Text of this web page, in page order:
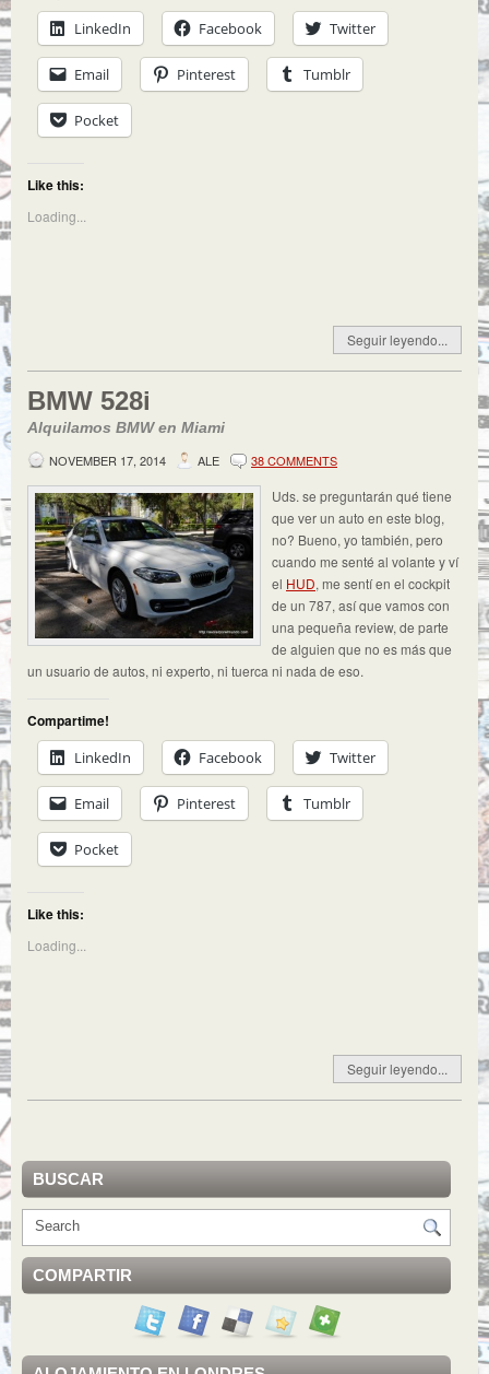
LinkedIn
Facebook Twitter
Email Pinterest Tumblr
Pocket
Like this:
Loading...
Seguir leyendo...
BMW 528i
Alquilamos BMW en Miami
NOVEMBER 17, 2014
ALE 38 COMMENTS
Uds. se preguntarán qué tiene
que ver un auto en este blog,
no? Bueno, yo también, pero
cuando me senté al volante y ví
el HUD, me sentí en el cockpit
de un 787, así que vamos con
una pequeña review, de parte
de alguien que no es más que
un usuario de autos, ni experto, ni tuerca ni nada de eso.
Compartime!
LinkedIn
Facebook Twitter
Email Pinterest Tumblr
Pocket
Like this:
Loading...
Seguir leyendo...
BUSCAR
COMPARTIR